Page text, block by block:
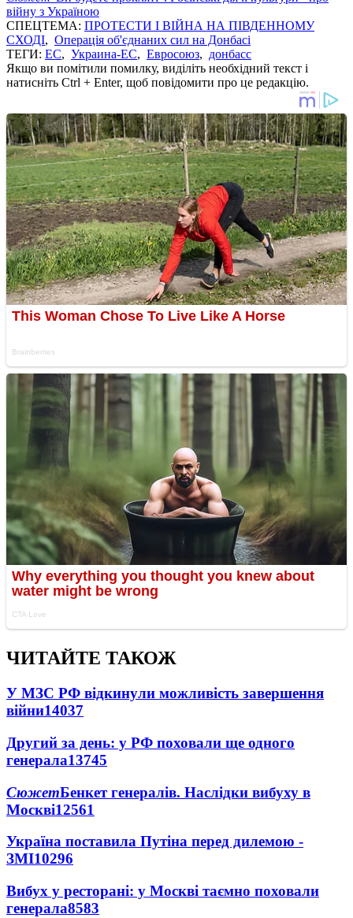
війну з Україною
СПЕЦТЕМА: ПРОТЕСТИ І ВІЙНА НА ПІВДЕННОМУ
СХОДІ, Операція об'єднаних сил на Донбасі
ТЕГИ: ЕС, Украина-ЕС, Евросоюз, донбасс
Якщо ви помітили помилку, виділіть необхідний текст і
натисніть Ctrl + Enter, щоб повідомити про це редакцію.
ЧИТАЙТЕ ТАКОЖ
У МЗС РФ відкинули можливість завершення
війни14037
Другий за день: у РФ поховали ще одного
генерала13745
СюжетБенкет генералів. Наслідки вибуху в
Москві12561
Україна поставила Путіна перед дилемою -
ЗМІ10296
Вибух у ресторані: у Москві таємно поховали
генерала8583